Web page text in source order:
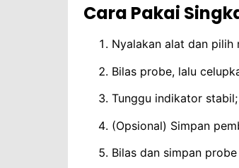
Cara Pakai
Nyalakan alat dan
Bilas probe, lalu
Tunggu indikator
(Opsional) Simpan
Bilas dan simpan